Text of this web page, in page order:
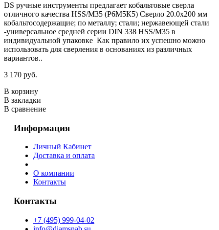
DS ручные инструменты предлагает кобальтовые сверла
отличного качества HSS/М35 (Р6М5К5) Сверло 20.0х200 мм
кобальтосодержащие; по металлу; стали; нержавеющей стали
-универсальное средней серии DIN 338 HSS/М35 в
индивидуальной упаковке Как правило их успешно можно
использовать для сверления в основаниях из различных
вариантов..
3 170 руб.
В корзину
В закладки
В сравнение
Информация
Личный Кабинет
Доставка и оплата
О компании
Контакты
Контакты
+7 (495) 999-04-02